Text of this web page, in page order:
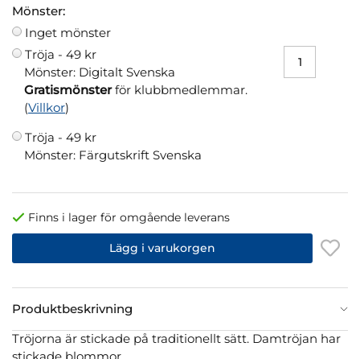
Mönster:
Inget mönster
Tröja - 49 kr
Mönster: Digitalt Svenska
Gratismönsterför klubbmedlemmar.
(Villkor)
Tröja - 49 kr
Mönster: Färgutskrift Svenska
Finns i lager för omgående leverans
Lägg i varukorgen
Produktbeskrivning
Tröjorna är stickade på traditionellt sätt. Damtröjan har